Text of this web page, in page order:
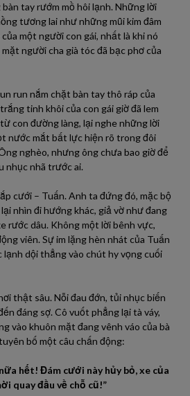
tay rướm mồ hôi lạnh. Những lời
tương lai như những mũi kim đâm
một người con gái, nhất là khi nó
người cha già tóc đã bạc phơ của
run nắm chặt bàn tay thô ráp của
tinh khôi của con gái giờ đã lem
con đường làng, lại nghe những lời
nước mắt bất lực hiện rõ trong đôi
nghèo, nhưng ông chưa bao giờ để
nhục nhã trước ai.
cưới – Tuấn. Anh ta đứng đó, mặc bộ
nhìn đi hướng khác, giả vờ như đang
rước dâu. Không một lời bênh vực,
viên. Sự im lặng hèn nhát của Tuấn
lạnh dội thẳng vào chút hy vọng cuối
thật sâu. Nỗi đau đớn, tủi nhục biến
đáng sợ. Cô vuốt phẳng lại tà váy,
vào khuôn mặt đang vênh váo của bà
bố một câu chấn động:
hết! Đám cưới này hủy bỏ, xe của
quay đầu về chỗ cũ!”